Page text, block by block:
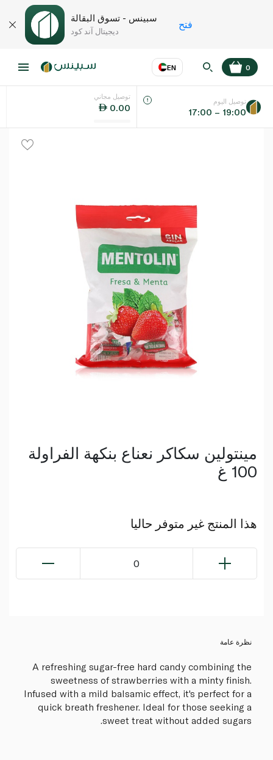
سبينس - تسوق البقالة
ديجيتال آند كود
فتح
EN
اللغة عر
0
توصيل مجاني
0.00
توصيل اليوم
17:00 – 19:00
مينتولين سكاكر نعناع بنكهة الفراولة
100 غ
هذا المنتج غير متوفر حاليا
0
نظرة عامة
A refreshing sugar-free hard candy combining the
sweetness of strawberries with a minty finish.
Infused with a mild balsamic effect, it's perfect for a
quick breath freshener. Ideal for those seeking a
sweet treat without added sugars.